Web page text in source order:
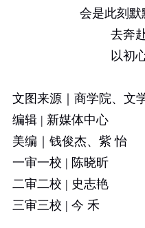
会是此刻默
去奔
以初
文图来源｜商学院、文
编辑 | 新媒体中心
美编｜钱俊杰、紫 怡
一审一校 | 陈晓昕
二审二校 | 史志艳
三审三校 | 今 禾